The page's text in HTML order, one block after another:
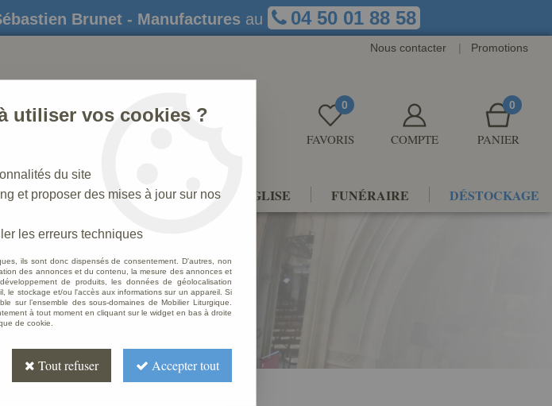
Brunet - Manufactures au 04 50 01 88 58
Nous contacter | Promotions
0
FAVORIS COMPTE
0
PANIER
DE NOËL AMÉNAGEMENTS D'ÉGLISE FUNÉRAIRE DÉSTOCKAGE
utiliser vos cookies ?
du site
et proposer des mises à jour sur nos
les erreurs techniques
ils sont donc dispensés de consentement. D'autres, non
des annonces et du contenu, la mesure des annonces et
de produits, les données de géolocalisation
le stockage et/ou l'accès aux informations sur un appareil. Si
sur l’ensemble des sous-domaines de Mobilier Liturgique.
à tout moment en cliquant sur le widget en bas à droite
de cookie.
Tout refuser Accepter tout